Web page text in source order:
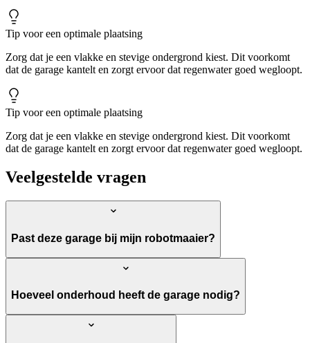
Tip voor een optimale plaatsing
Zorg dat je een vlakke en stevige ondergrond kiest. Dit voorkomt
dat de garage kantelt en zorgt ervoor dat regenwater goed wegloopt.
Tip voor een optimale plaatsing
Zorg dat je een vlakke en stevige ondergrond kiest. Dit voorkomt
dat de garage kantelt en zorgt ervoor dat regenwater goed wegloopt.
Veelgestelde vragen
Past deze garage bij mijn robotmaaier?
Hoeveel onderhoud heeft de garage nodig?